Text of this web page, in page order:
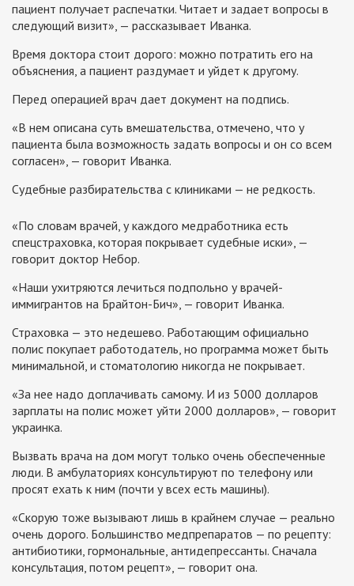
пациент получает распечатки. Читает и задает вопросы в
следующий визит», — рассказывает Иванка.
Время доктора стоит дорого: можно потратить его на
объяснения, а пациент раздумает и уйдет к другому.
Перед операцией врач дает документ на подпись.
«В нем описана суть вмешательства, отмечено, что у
пациента была возможность задать вопросы и он со всем
согласен», — говорит Иванка.
Судебные разбирательства с клиниками — не редкость.
«По словам врачей, у каждого медработника есть
спецстраховка, которая покрывает судебные иски», —
говорит доктор Небор.
«Наши ухитряются лечиться подпольно у врачей-
иммигрантов на Брайтон-Бич», — говорит Иванка.
Страховка — это недешево. Работающим официально
полис покупает работодатель, но программа может быть
минимальной, и стоматологию никогда не покрывает.
«За нее надо доплачивать самому. И из 5000 долларов
зарплаты на полис может уйти 2000 долларов», — говорит
украинка.
Вызвать врача на дом могут только очень обеспеченные
люди. В амбулаториях консультируют по телефону или
просят ехать к ним (почти у всех есть машины).
«Скорую тоже вызывают лишь в крайнем случае — реально
очень дорого. Большинство медпрепаратов — по рецепту:
антибиотики, гормональные, антидепрессанты. Сначала
консультация, потом рецепт», — говорит она.